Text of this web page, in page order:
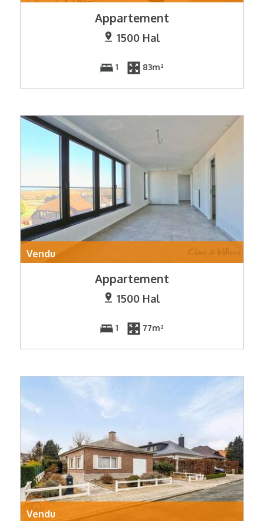
Appartement
1500 Hal
1 83m²
Vendu
Appartement
1500 Hal
1 77m²
Vendu